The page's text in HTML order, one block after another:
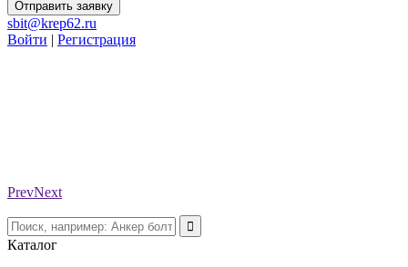
Отправить заявку
sbit@krep62.ru
Войти | Регистрация
PrevNext
Каталог